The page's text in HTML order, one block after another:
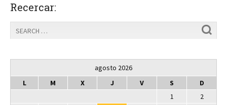
Recercar:
agosto 2026
L
M X J V S
D
1
2